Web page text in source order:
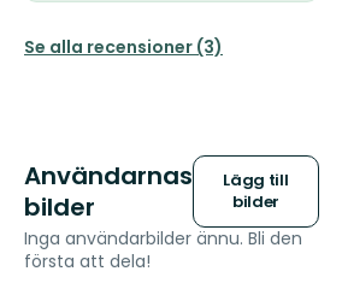
Se alla recensioner (3)
Användarnas
bilder
Lägg till
bilder
Inga användarbilder ännu. Bli den
första att dela!